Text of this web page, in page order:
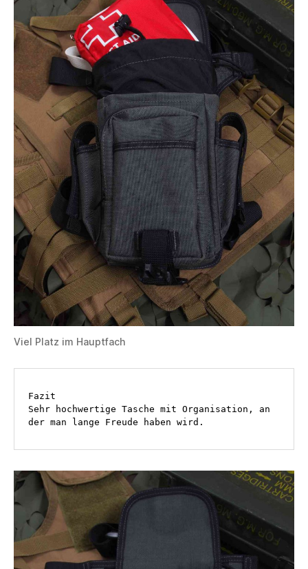
Viel Platz im Hauptfach
Fazit
Sehr hochwertige Tasche mit Organisation, an
der man lange Freude haben wird.